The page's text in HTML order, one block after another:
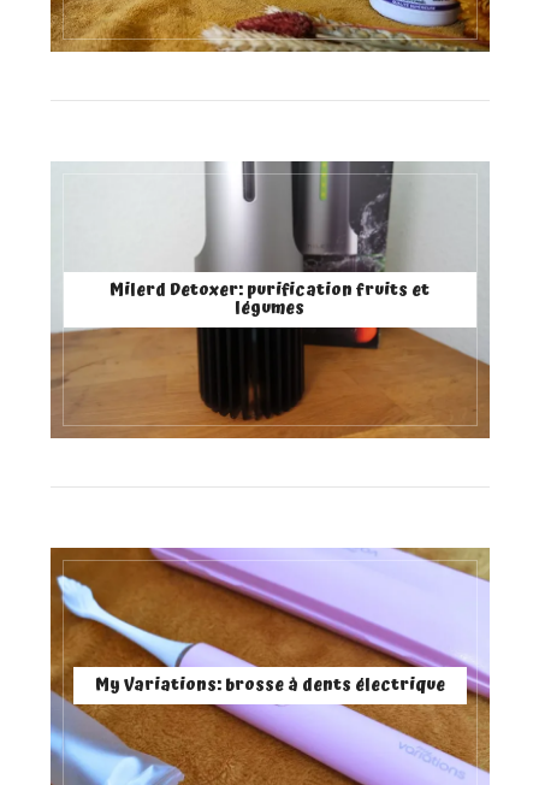
Milerd Detoxer: purification fruits et
légumes
My Variations: brosse à dents électrique